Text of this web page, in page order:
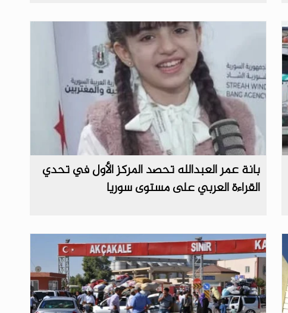
بانة عمر العبدالله تحصد المركز الأول في تحدي
القراءة العربي على مستوى سوريا